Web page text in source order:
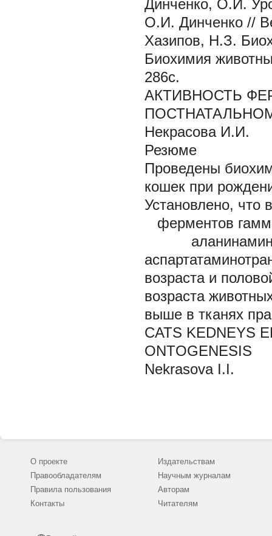
Динченко, О.И.
О.И. Динченко //
Хазипов, Н.З.
Биохимия
286с.
АКТИВНОСТЬ
Некрасова И.И.
Резюме
Проведены
кошек при
Установлено, что
ферментов
возраста и
возраста
выше в тканях
CATS KEDNEYS
ONTOGENESIS
Nekrasova I.I.
О проекте
Правообладателям
Правила пользования
Контакты
Издательствам
Научным журналам
Авторам
Читателям